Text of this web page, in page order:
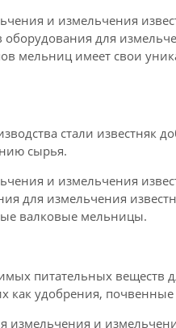
и измельчения
оборудования для
имеет свои
стали
сырья.
и измельчения
для измельчения
валковые мельницы.
питательных веществ
как удобрения,
измельчения и